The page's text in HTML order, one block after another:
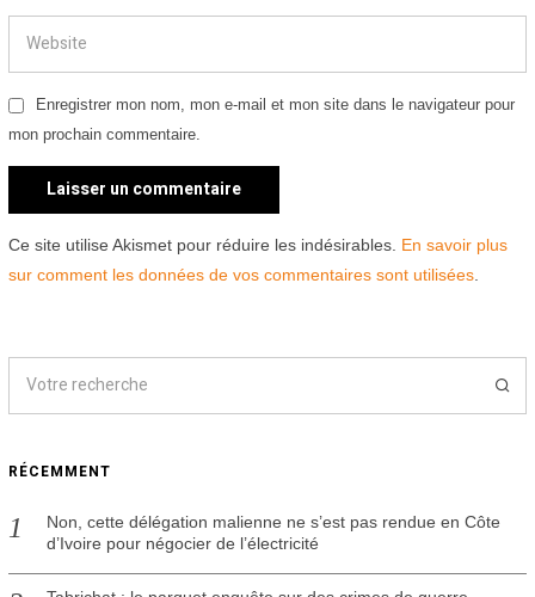
Enregistrer mon nom, mon e-mail et mon site dans le navigateur pour
mon prochain commentaire.
Ce site utilise Akismet pour réduire les indésirables. En savoir plus
sur comment les données de vos commentaires sont utilisées.
RÉCEMMENT
Non, cette délégation malienne ne s’est pas rendue en Côte
d’Ivoire pour négocier de l’électricité